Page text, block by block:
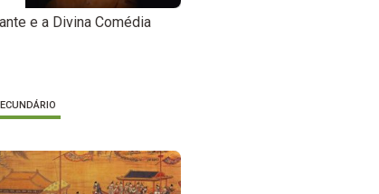
e a Divina Comédia